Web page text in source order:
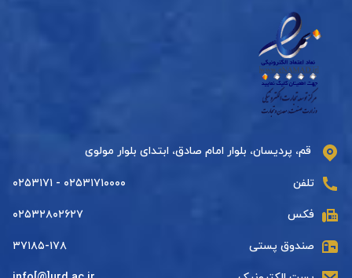
قم، پردیسان، بلوار امام صادق، ابتدای بلوار مولوی
تلفن ۰۲۵۳۱۷۱۰۰۰۰ - ۰۲۵۳۱۷۱
فکس ۰۲۵۳۲۸۰۲۶۲۷
صندوق پستی ۳۷۱۸۵-۱۷۸